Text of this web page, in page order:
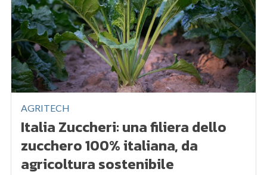
AGRITECH
Italia Zuccheri: una filiera dello
zucchero 100% italiana, da
agricoltura sostenibile